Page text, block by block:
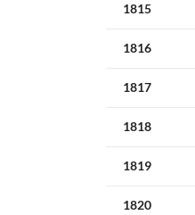
1815
1816
1817
1818
1819
1820